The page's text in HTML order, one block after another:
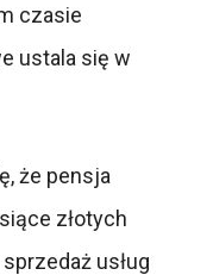
czasie
ustala się w
że pensja
złotych
usług